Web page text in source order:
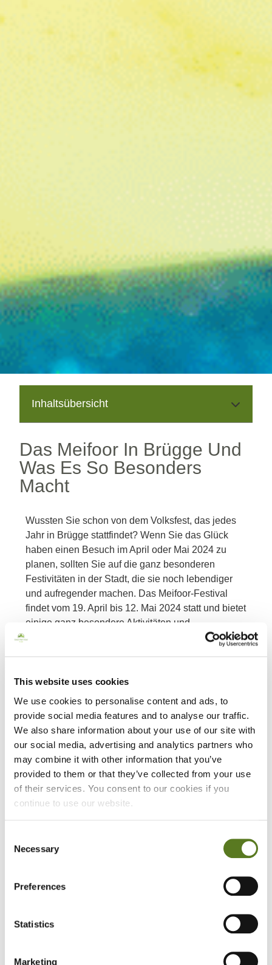
This website uses cookies
We use cookies to personalise content and ads, to
provide social media features and to analyse our traffic.
We also share information about your use of our site with
our social media, advertising and analytics partners who
may combine it with other information that you’ve
provided to them or that they’ve collected from your use
of their services. You consent to our cookies if you
continue to use our website.
Selection
Necessary
Preferences
Statistics
Marketing
Inhaltsübersicht
Das Meifoor In Brügge Und
Was Es So Besonders
Macht
Wussten Sie schon von dem Volksfest, das jedes
Jahr in Brügge stattfindet? Wenn Sie das Glück
haben einen Besuch im April oder Mai 2024 zu
planen, sollten Sie auf die ganz besonderen
Festivitäten in der Stadt, die sie noch lebendiger
und aufregender machen. Das Meifoor-Festival
findet vom 19. April bis 12. Mai 2024 statt und bietet
einige ganz besondere Aktivitäten und
Veranstaltungen für alle Altersgruppen. Wenn Sie
buchen. Das Green Park Hotel liegt am Rande der
Stadt so dass Sie schnell und einfach zu den
Sehenswürdigkeiten der Stadt und des Festivals
gelangen können und gleichzeitig die Ruhe einer
erholsamen Nachtruhe genießen können. Buchen
Sie über unsere Website und erleben Sie dieses
ganz besondere Festival selbst.
Das Meifoor ist ein Volksfest mit einer reichen
Auftrag von Baudouin IX. ein internationaler
dauert etwa einen Monat und beginnt
nach Christi Himmelfahrt, 39 Tage nach